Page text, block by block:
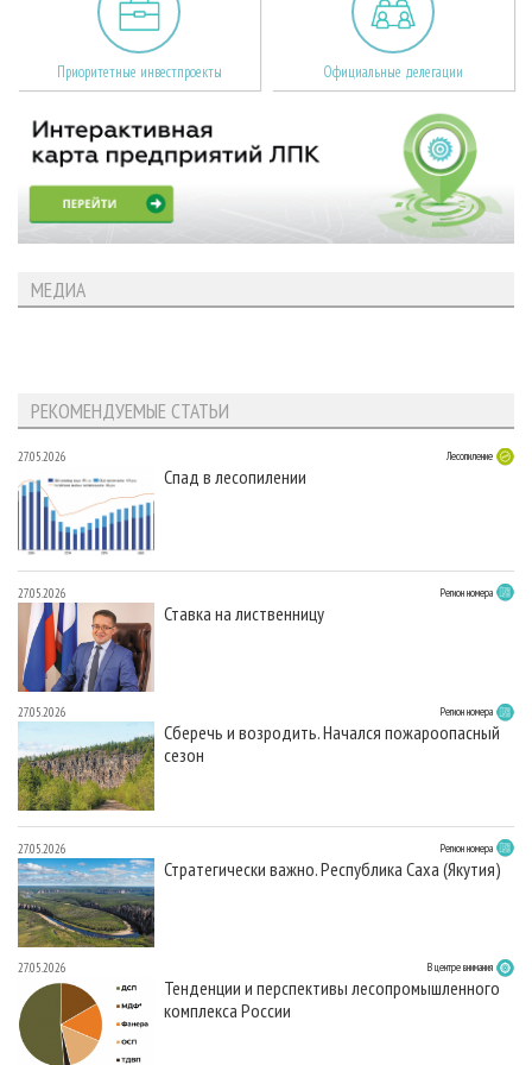
Приоритетные инвестпроекты Официальные делегации
МЕДИА
РЕКОМЕНДУЕМЫЕ СТАТЬИ
27.05.2026 Лесопиление
Спад в лесопилении
27.05.2026 Регион номера
Ставка на лиственницу
27.05.2026 Регион номера
Сберечь и возродить. Начался пожароопасный
сезон
27.05.2026 Регион номера
Стратегически важно. Республика Саха (Якутия)
27.05.2026 В центре внимания
Тенденции и перспективы лесопромышленного
комплекса России